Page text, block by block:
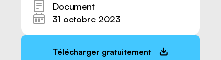
Document
31 octobre 2023
Télécharger gratuitement